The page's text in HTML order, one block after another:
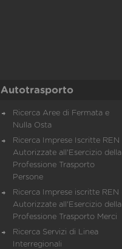
Autotrasporto
Ricerca Aree di Fermata e
Nulla Osta
Ricerca Imprese Iscritte REN
Autorizzate all'Esercizio della
Professione Trasporto
Persone
Ricerca Imprese iscritte REN
Autorizzate all'Esercizio della
Professione Trasporto Merci
Ricerca Servizi di Linea
Interregionali